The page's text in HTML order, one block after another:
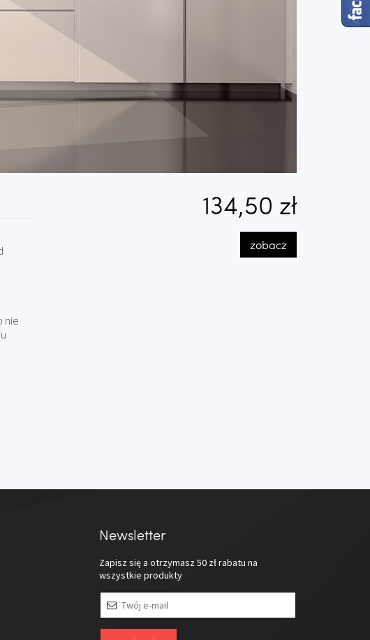
nie
134,50 zł
zobacz
Newsletter
Zapisz się a otrzymasz50 złrabatu na
wszystkie produkty